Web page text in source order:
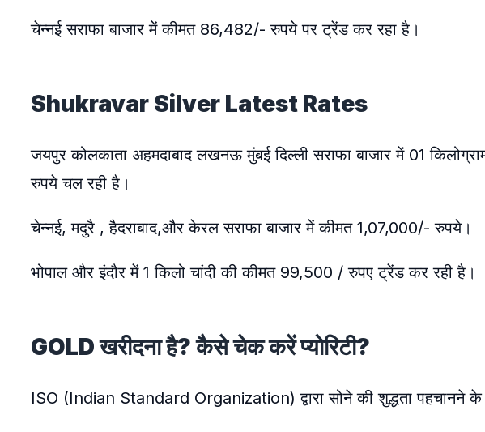
चेन्नई सराफा बाजार में कीमत 86,482/- रुपये पर ट्रेंड कर रहा है।
Shukravar Silver Latest Rates
जयपुर कोलकाता अहमदाबाद लखनऊ मुंबई दिल्ली सराफा बाजार में 01
रुपये चल रही है।
चेन्नई, मदुरै , हैदराबाद,और केरल सराफा बाजार में कीमत 1,07,000/- रुपये।
भोपाल और इंदौर में 1 किलो चांदी की कीमत 99,500 / रुपए ट्रेंड कर रही है।
GOLD खरीदना है? कैसे चेक करें प्योरिटी?
ISO (Indian Standard Organization) द्वारा सोने की शुद्धता पहचानने के